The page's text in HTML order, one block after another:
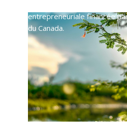
entrepreneuriale financée
du Canada.